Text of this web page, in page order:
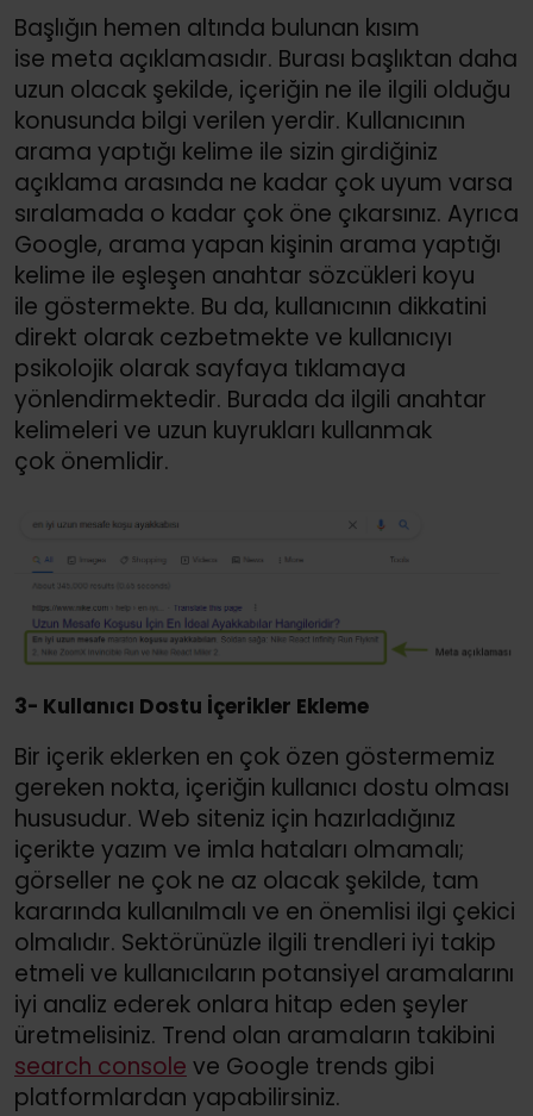
Başlığın hemen altında bulunan kısım
ise meta açıklamasıdır. Burası başlıktan daha
uzun olacak şekilde, içeriğin ne ile ilgili olduğu
konusunda bilgi verilen yerdir. Kullanıcının
arama yaptığı kelime ile sizin girdiğiniz
açıklama arasında ne kadar çok uyum varsa
sıralamada o kadar çok öne çıkarsınız. Ayrıca
Google, arama yapan kişinin arama yaptığı
kelime ile eşleşen anahtar sözcükleri koyu
ile göstermekte. Bu da, kullanıcının dikkatini
direkt olarak cezbetmekte ve kullanıcıyı
psikolojik olarak sayfaya tıklamaya
yönlendirmektedir. Burada da ilgili anahtar
kelimeleri ve uzun kuyrukları kullanmak
çok önemlidir.
3- Kullanıcı Dostu İçerikler Ekleme
Bir içerik eklerken en çok özen göstermemiz
gereken nokta, içeriğin kullanıcı dostu olması
hususudur. Web siteniz için hazırladığınız
içerikte yazım ve imla hataları olmamalı;
görseller ne çok ne az olacak şekilde, tam
kararında kullanılmalı ve en önemlisi ilgi çekici
olmalıdır. Sektörünüzle ilgili trendleri iyi takip
etmeli ve kullanıcıların potansiyel aramalarını
iyi analiz ederek onlara hitap eden şeyler
üretmelisiniz. Trend olan aramaların takibini
search console ve Google trends gibi
platformlardan yapabilirsiniz.